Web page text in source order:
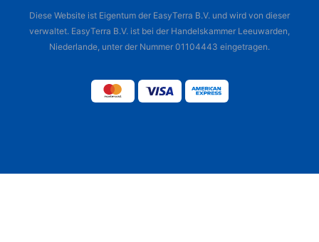
Diese Website ist Eigentum der EasyTerra B.V. und wird von dieser
verwaltet. EasyTerra B.V. ist bei der Handelskammer Leeuwarden,
Niederlande, unter der Nummer 01104443 eingetragen.